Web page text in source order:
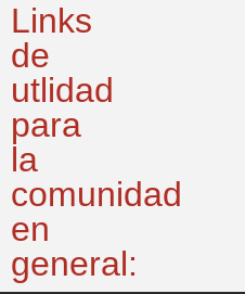
Links
de
utlidad
para
la
comunidad
en
general: